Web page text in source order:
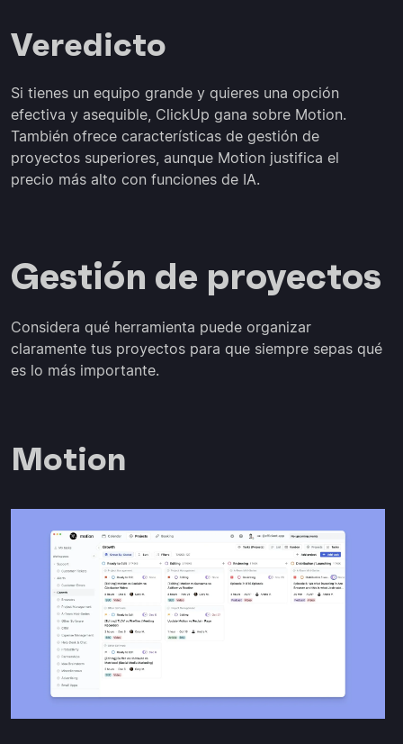
Veredicto
Si tienes un equipo grande y quieres una opción
efectiva y asequible, ClickUp gana sobre Motion.
También ofrece características de gestión de
proyectos superiores, aunque Motion justifica el
precio más alto con funciones de IA.
Gestión de proyectos
Considera qué herramienta puede organizar
claramente tus proyectos para que siempre sepas qué
es lo más importante.
Motion